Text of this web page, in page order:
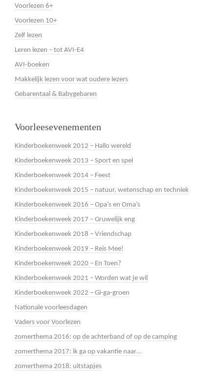
Voorlezen 6+
Voorlezen 10+
Zelf lezen
Leren lezen – tot AVI-E4
AVI-boeken
Makkelijk lezen voor wat oudere lezers
Gebarentaal & Babygebaren
Voorleesevenementen
Kinderboekenweek 2012 – Hallo wereld
Kinderboekenweek 2013 – Sport en spel
Kinderboekenweek 2014 – Feest
Kinderboekenweek 2015 – natuur, wetenschap en techniek
Kinderboekenweek 2016 – Opa’s en Oma’s
Kinderboekenweek 2017 – Gruwelijk eng
Kinderboekenweek 2018 – Vriendschap
Kinderboekenweek 2019 – Reis Mee!
Kinderboekenweek 2020 – En Toen?
Kinderboekenweek 2021 – Worden wat je wil
Kinderboekenweek 2022 – Gi-ga-groen
Nationale voorleesdagen
Vaders voor Voorlezen
zomerthema 2016: op de achterband of op de camping
zomerthema 2017: ik ga op vakantie naar…
zomerthema 2018: uitstapjes